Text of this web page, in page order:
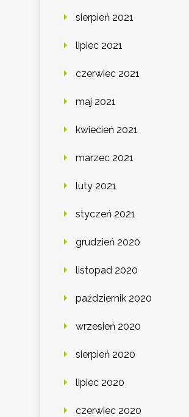
sierpień 2021
lipiec 2021
czerwiec 2021
maj 2021
kwiecień 2021
marzec 2021
luty 2021
styczeń 2021
grudzień 2020
listopad 2020
październik 2020
wrzesień 2020
sierpień 2020
lipiec 2020
czerwiec 2020